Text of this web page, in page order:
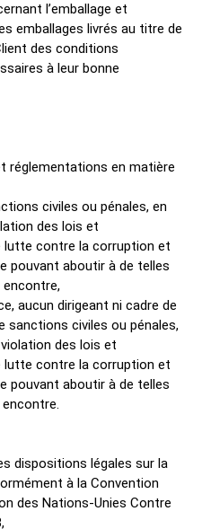
l’emballage et
emballages livrés au titre de
des conditions
à leur bonne
réglementations en matière
civiles ou pénales, en
des lois et
lutte contre la corruption et
pouvant aboutir à de telles
encontre,
aucun dirigeant ni cadre de
sanctions civiles ou pénales,
des lois et
lutte contre la corruption et
pouvant aboutir à de telles
dispositions légales sur la
à la Convention
des Nations-Unies Contre